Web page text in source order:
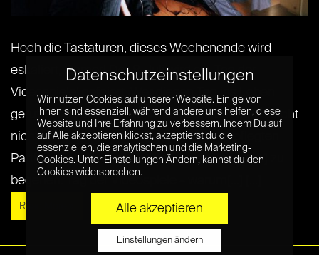
Hoch die Tastaturen, dieses Wochenende wird
eskaliert, Gamer! Der 8. Juli wird als ‚Tag der
Videospiele‘ gefeiert. Wer diesen Tag ins Leben
gerufen hat, und warum, ist unklar. Dennoch spricht
nichts dagegen, diesen Tag mit einer gepflegten
Partie [hier bitte euer Lieblingsspiel einsetzen] zu
begehen. Tag der Videospiele – warum[...] [...]
Read More »
Datenschutzeinstellungen
Wir nutzen Cookies auf unserer Website. Einige von
ihnen sind essenziell, während andere uns helfen, diese
Website und Ihre Erfahrung zu verbessern. Indem Du auf
auf Alle akzeptieren klickst, akzeptierst du die
essenziellen, die analytischen und die Marketing-
Cookies. Unter Einstellungen Ändern, kannst du den
Cookies widersprechen.
Alle akzeptieren
Einstellungen ändern